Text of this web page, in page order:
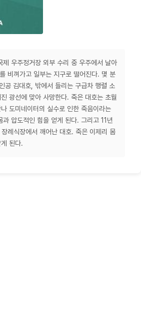
우주정거장 외부 수리 중 우주에서 날아
비껴가고 일부는 지구로 떨어진다. 몇 분
공 김대호, 밖에서 들리는 구급차 행렬 소
광선에 맞아 사망한다. 죽은 대호는 초월
도미네이터의 실수로 인한 죽음이라는
과 압도적인 힘을 얻게 된다. 그리고 11년
례식장에서 깨어난 대호. 죽은 이제리 몸
된다.